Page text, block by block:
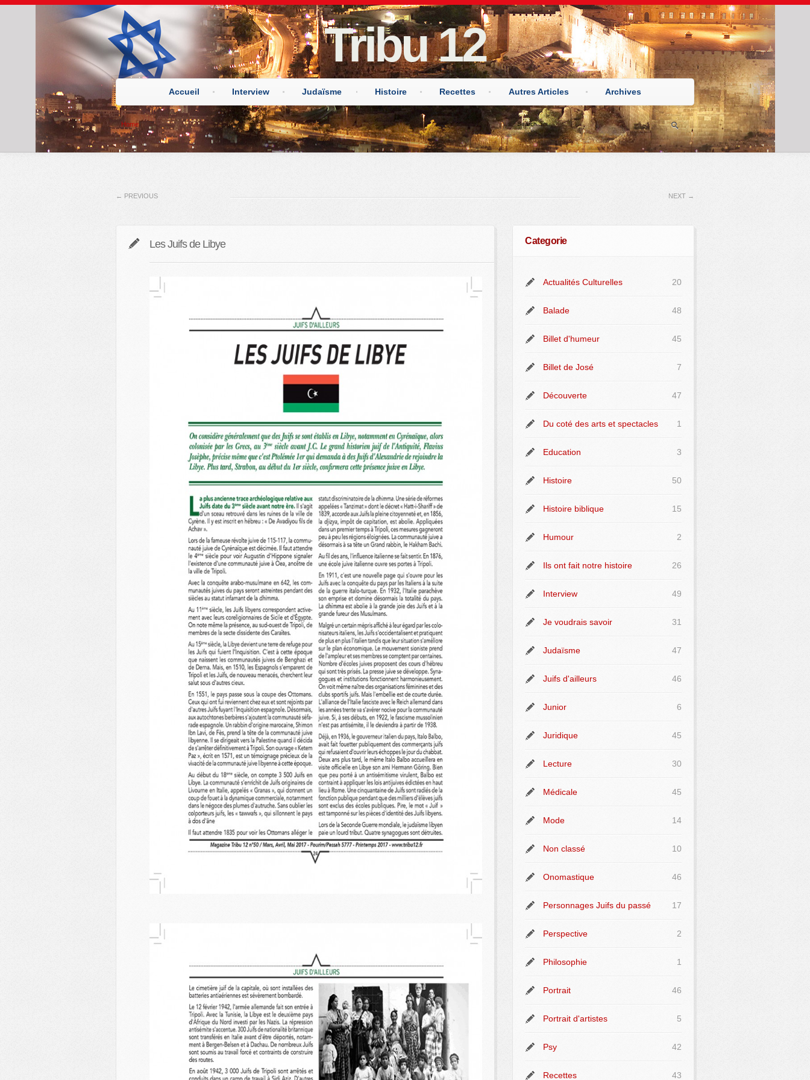
Tribu 12
Accueil Interview Judaïsme Histoire Recettes Autres Articles Archives
Home
← PREVIOUS NEXT →
Les Juifs de Libye Categorie
Actualités Culturelles 20
Balade 48
Billet d'humeur 45
Billet de José 7
Découverte 47
Du coté des arts et spectacles 1
Education 3
Histoire 50
Histoire biblique 15
Humour 2
Ils ont fait notre histoire 26
Interview 49
Je voudrais savoir 31
Judaïsme 47
Juifs d'ailleurs 46
Junior 6
Juridique 45
Lecture 30
Médicale 45
Mode 14
Non classé 10
Onomastique 46
Personnages Juifs du passé 17
Perspective 2
Philosophie 1
Portrait 46
Portrait d'artistes 5
Psy 42
Recettes 43